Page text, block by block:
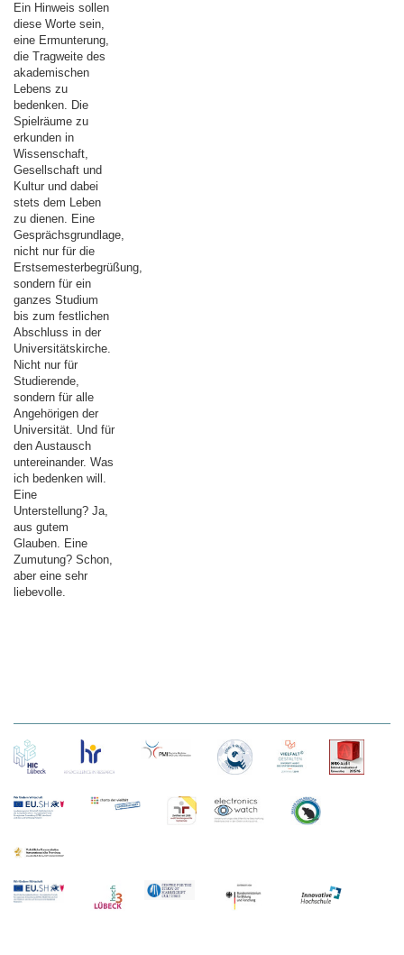
Ein Hinweis sollen
diese Worte sein,
eine Ermunterung,
die Tragweite des
akademischen
Lebens zu
bedenken. Die
Spielräume zu
erkunden in
Wissenschaft,
Gesellschaft und
Kultur und dabei
stets dem Leben
zu dienen. Eine
Gesprächsgrundlage,
nicht nur für die
Erstsemesterbegrüßung,
sondern für ein
ganzes Studium
bis zum festlichen
Abschluss in der
Universitätskirche.
Nicht nur für
Studierende,
sondern für alle
Angehörigen der
Universität. Und für
den Austausch
untereinander. Was
ich bedenken will.
Eine
Unterstellung? Ja,
aus gutem
Glauben. Eine
Zumutung? Schon,
aber eine sehr
liebevolle.